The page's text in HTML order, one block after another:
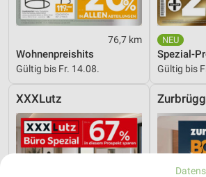
76,7 km
Wohnenpreishits
Gültig bis Fr. 14.08. Gültig bis
XXXLutz